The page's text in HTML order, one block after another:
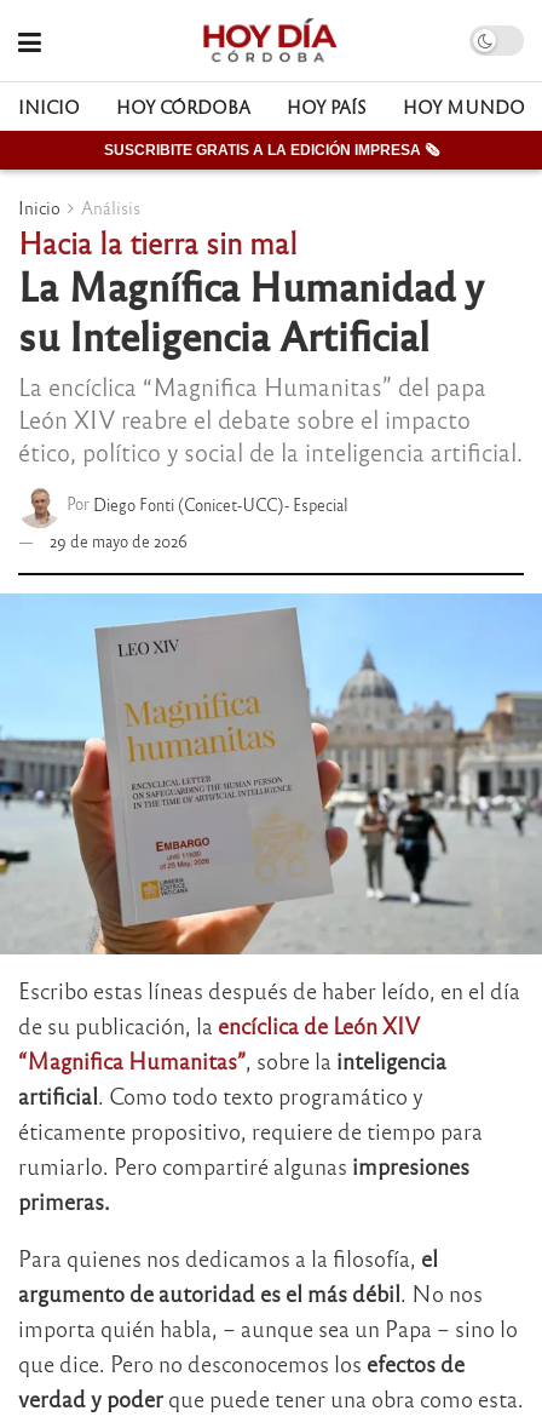
INICIO HOY CÓRDOBA HOY PAÍS HOY MUNDO
SUSCRIBITE GRATIS A LA EDICIÓN IMPRESA 🗞
Inicio Análisis
Hacia la tierra sin mal
La Magnífica Humanidad y
su Inteligencia Artificial
La encíclica “Magnifica Humanitas” del papa
León XIV reabre el debate sobre el impacto
ético, político y social de la inteligencia artificial.
Por Diego Fonti (Conicet-UCC)- Especial
29 de mayo de 2026
Escribo estas líneas después de haber leído, en el día
de su publicación, la encíclica de León XIV
“Magnifica Humanitas”, sobre la inteligencia
artificial. Como todo texto programático y
éticamente propositivo, requiere de tiempo para
rumiarlo. Pero compartiré algunas impresiones
primeras.
Para quienes nos dedicamos a la filosofía, el
argumento de autoridad es el más débil. No nos
importa quién habla, – aunque sea un Papa – sino lo
que dice. Pero no desconocemos los efectos de
verdad y poder que puede tener una obra como esta.